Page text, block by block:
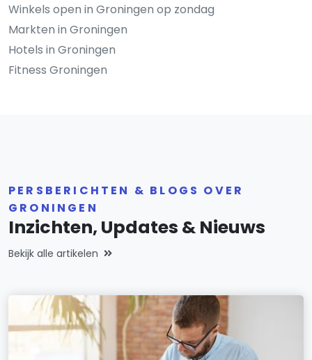
Winkels open in Groningen op zondag
Markten in Groningen
Hotels in Groningen
Fitness Groningen
PERSBERICHTEN & BLOGS OVER
GRONINGEN
Inzichten, Updates & Nieuws
Bekijk alle artikelen